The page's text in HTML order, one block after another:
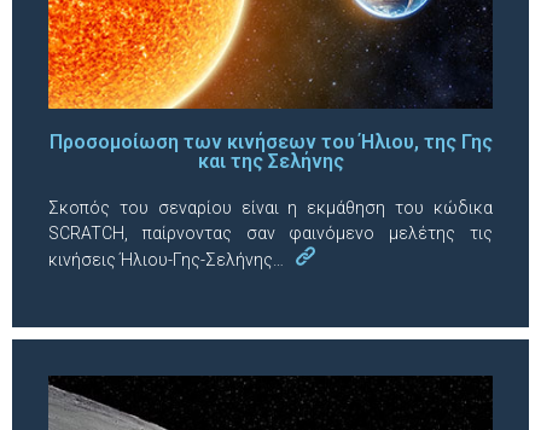
Προσομοίωση των κινήσεων του Ήλιου, της Γης
και της Σελήνης
Σκοπός του σεναρίου είναι η εκμάθηση του κώδικα
SCRATCH, παίρνοντας σαν φαινόμενο μελέτης τις
κινήσεις Ήλιου-Γης-Σελήνης…